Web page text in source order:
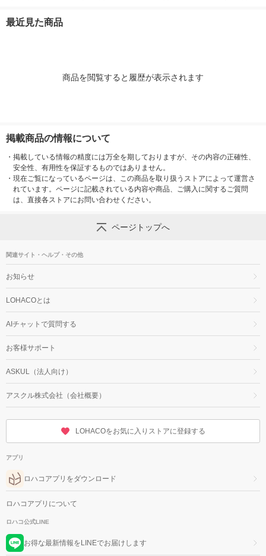
ル
最近見た商品
商品を閲覧すると履歴が表示されます
掲載商品の情報について
・ 掲載している情報の精度には万全を期しておりますが、その内容の正確性、
安全性、有用性を保証するものではありません。
・ 現在ご覧になっているページは、この商品を取り扱うストアによって運営さ
れています。ページに記載されている内容や商品、ご購入に関するご質問
は、直接各ストアにお問い合わせください。
ページトップへ
関連サイト・ヘルプ・その他
お知らせ
LOHACOとは
AIチャットで質問する
お客様サポート
ASKUL（法人向け）
アスクル株式会社（会社概要）
LOHACOをお気に入りストアに登録する
アプリ
ロハコアプリをダウンロード
ロハコアプリについて
ロハコ公式LINE
お得な最新情報をLINEでお届けします